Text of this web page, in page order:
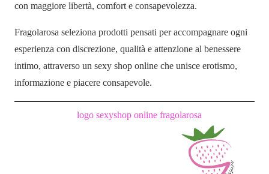
con maggiore libertà, comfort e consapevolezza.
Fragolarosa seleziona prodotti pensati per accompagnare ogni
esperienza con discrezione, qualità e attenzione al benessere
intimo, attraverso un sexy shop online che unisce erotismo,
informazione e piacere consapevole.